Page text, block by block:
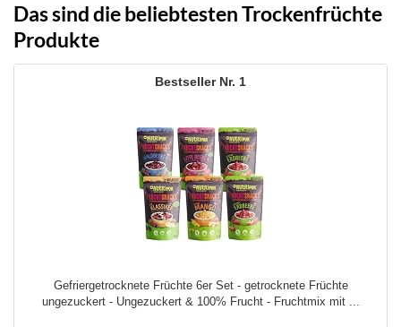
Das sind die beliebtesten Trockenfrüchte
Produkte
1
Gefriergetrocknete Früchte 6er Set - getrocknete Früchte
ungezuckert - Ungezuckert & 100% Frucht - Fruchtmix mit ...